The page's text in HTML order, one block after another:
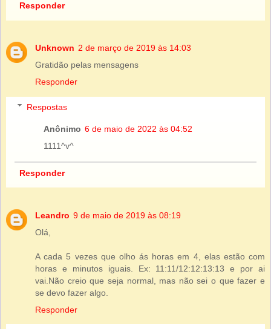
Responder
Unknown 2 de março de 2019 às 14:03
Gratidão pelas mensagens
Responder
Respostas
Anônimo 6 de maio de 2022 às 04:52
1111^v^
Responder
Leandro 9 de maio de 2019 às 08:19
Olá,
A cada 5 vezes que olho ás horas em 4, elas estão com
horas e minutos iguais. Ex: 11:11/12:12:13:13 e por ai
vai.Não creio que seja normal, mas não sei o que fazer e
se devo fazer algo.
Responder